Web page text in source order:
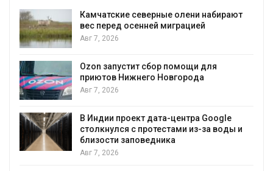
Камчатские северные олени набирают
вес перед осенней миграцией
Авг 7, 2026
Ozon запустит сбор помощи для
приютов Нижнего Новгорода
Авг 7, 2026
В Индии проект дата-центра Google
столкнулся с протестами из-за воды и
близости заповедника
Авг 7, 2026